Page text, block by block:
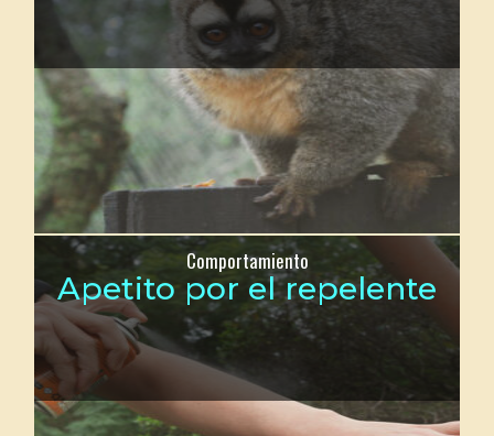
Comportamiento
Apetito por el repelente